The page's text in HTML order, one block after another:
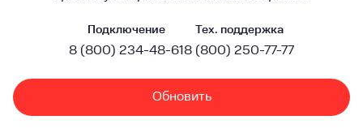
Подключение
8 (800) 234-48-61
Тех. поддержка
8 (800) 250-77-77
Обновить